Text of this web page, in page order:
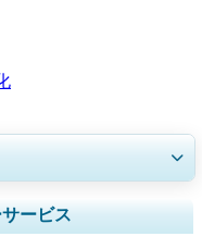
析、 企業プロフィール、
ユーザーインサイト。
ービス